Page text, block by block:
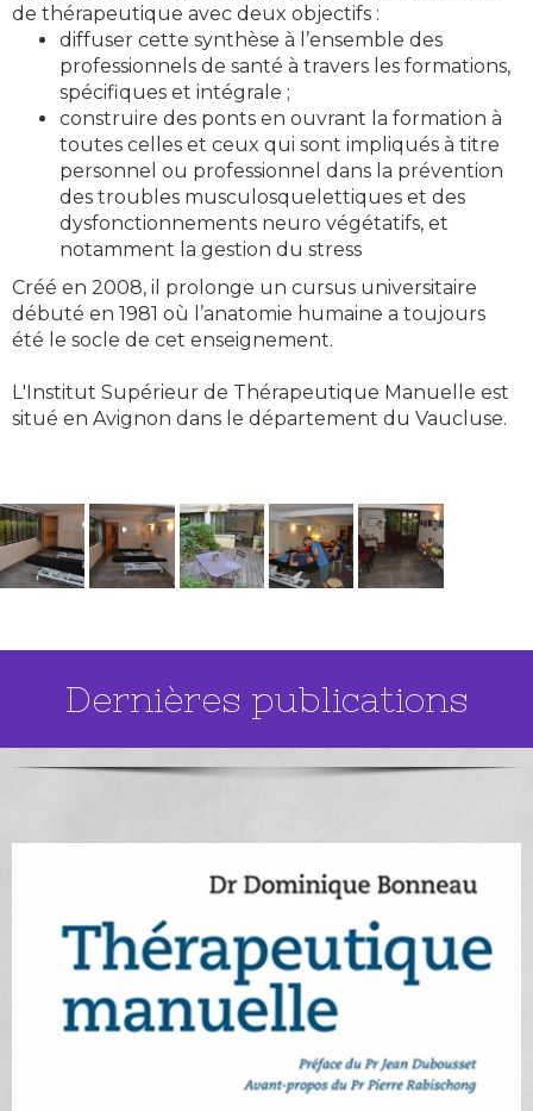
de thérapeutique avec deux objectifs :
diffuser cette synthèse à l’ensemble des
professionnels de santé à travers les formations,
spécifiques et intégrale ;
construire des ponts en ouvrant la formation à
toutes celles et ceux qui sont impliqués à titre
personnel ou professionnel dans la prévention
des troubles musculosquelettiques et des
dysfonctionnements neuro végétatifs, et
notamment la gestion du stress
Créé en 2008, il prolonge un cursus universitaire
débuté en 1981 où l’anatomie humaine a toujours
été le socle de cet enseignement.
L'Institut Supérieur de Thérapeutique Manuelle est
situé en Avignon dans le département du Vaucluse.
Dernières publications